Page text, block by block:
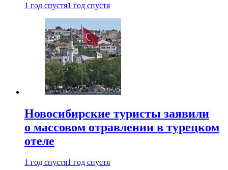
1 год спустя1 год спустя
Новосибирские туристы заявили
о массовом отравлении в турецком
отеле
1 год спустя1 год спустя